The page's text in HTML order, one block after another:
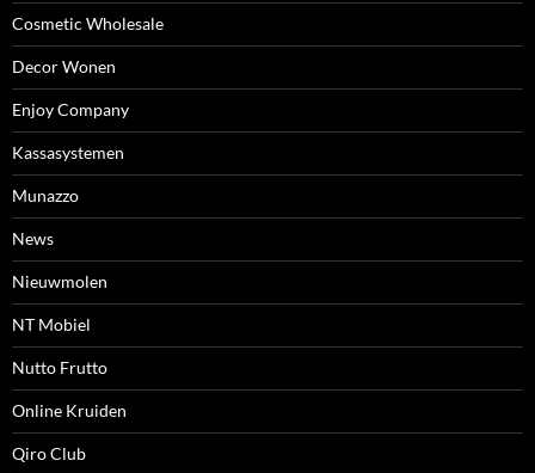
Cosmetic Wholesale
Decor Wonen
Enjoy Company
Kassasystemen
Munazzo
News
Nieuwmolen
NT Mobiel
Nutto Frutto
Online Kruiden
Qiro Club